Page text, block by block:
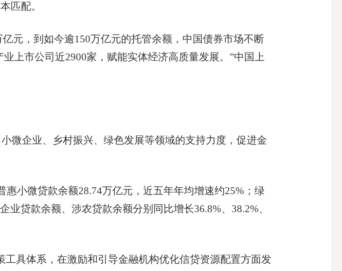
匹配。
，到如今逾150万亿元的托管余额，中国债券市场不断
上市公司近2900家，赋能实体经济高质量发展。”中国上
企业、乡村振兴、绿色发展等领域的支持力度，促进金
小微贷款余额28.74万亿元，近五年年均增速约25%；绿
贷款余额、涉农贷款余额分别同比增长36.8%、38.2%、
具体系，在激励和引导金融机构优化信贷资源配置方面发